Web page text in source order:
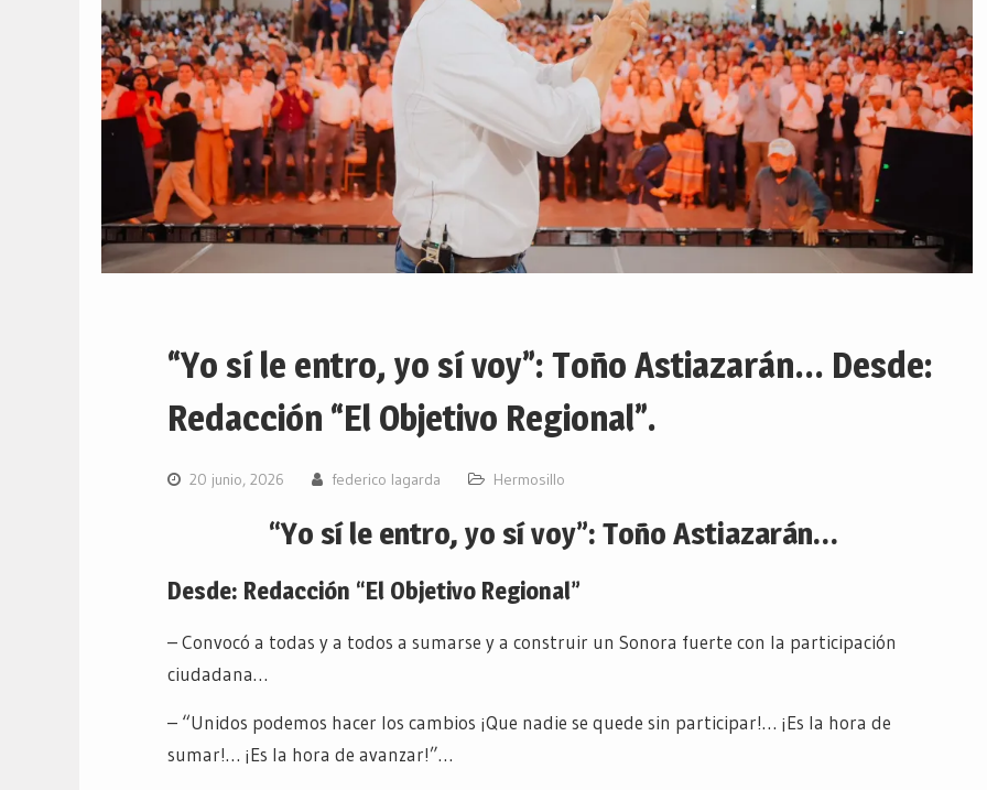
“Yo sí le entro, yo sí voy”: Toño Astiazarán… Desde:
Redacción “El Objetivo Regional”.
20 junio, 2026 federico lagarda Hermosillo
“Yo sí le entro, yo sí voy”: Toño Astiazarán…
Desde: Redacción “El Objetivo Regional”
– Convocó a todas y a todos a sumarse y a construir un Sonora fuerte con la participación
ciudadana…
– “Unidos podemos hacer los cambios ¡Que nadie se quede sin participar!… ¡Es la hora de
sumar!… ¡Es la hora de avanzar!”…